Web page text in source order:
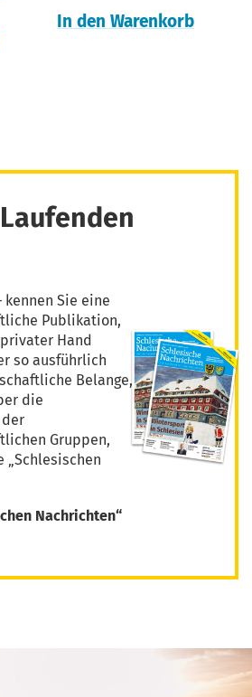
In den Warenkorb
kennen Sie eine
Publikation,
Hand
so ausführlich
Belange,
die
Gruppen,
Nachrichten“